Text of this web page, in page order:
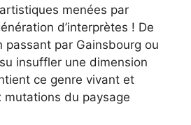
menées par
d’interprètes ! De
passant par Gainsbourg ou
insuffler une dimension
ce genre vivant et
du paysage